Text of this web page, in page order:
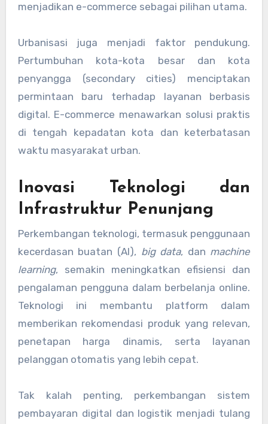
menjadikan e-commerce sebagai pilihan utama.
Urbanisasi juga menjadi faktor pendukung.
Pertumbuhan kota-kota besar dan kota
penyangga (secondary cities) menciptakan
permintaan baru terhadap layanan berbasis
digital. E-commerce menawarkan solusi praktis
di tengah kepadatan kota dan keterbatasan
waktu masyarakat urban.
Inovasi Teknologi dan
Infrastruktur Penunjang
Perkembangan teknologi, termasuk penggunaan
kecerdasan buatan (AI), big data, dan machine
learning, semakin meningkatkan efisiensi dan
pengalaman pengguna dalam berbelanja online.
Teknologi ini membantu platform dalam
memberikan rekomendasi produk yang relevan,
penetapan harga dinamis, serta layanan
pelanggan otomatis yang lebih cepat.
Tak kalah penting, perkembangan sistem
pembayaran digital dan logistik menjadi tulang